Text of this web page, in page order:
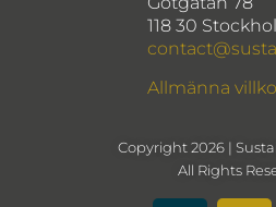
118 30
Allmänna
Copyright 2026 |
All Rights